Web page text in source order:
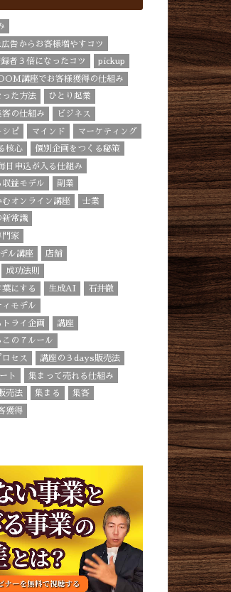
告からお客様増やすコツ
者３倍になったコツ pickup
講座でお客様獲得の仕組み
った方法 ひとり起業
客の仕組み ビジネス
シピ マインド マーケティング
核心 個別企画をつくる秘策
日申込が入る仕組み
益モデル 副業
オンライン講座 士業
新常識
門家
ル講座 店舗
成功法則
にする 生成AI 石井徹
モデル
ライ企画 講座
の７ルール
セス 講座の３days販売法
ト 集まって売れる仕組み
売法 集まる 集客
獲得